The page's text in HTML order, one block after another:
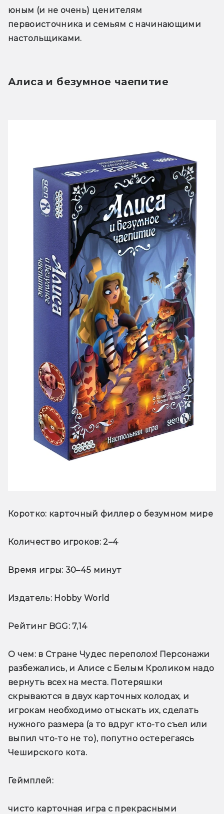
юным (и не очень) ценителям
первоисточника и семьям с начинающими
настольщиками.
Алиса и безумное чаепитие
Коротко: карточный филлер о безумном мире
Количество игроков: 2–4
Время игры: 30–45 минут
Издатель: Hobby World
Рейтинг BGG: 7,14
О чем: в Стране Чудес переполох! Персонажи
разбежались, и Алисе с Белым Кроликом надо
вернуть всех на места. Потеряшки
скрываются в двух карточных колодах, и
игрокам необходимо отыскать их, сделать
нужного размера (а то вдруг кто-то съел или
выпил что-то не то), попутно остерегаясь
Чеширского кота.
Геймплей:
чисто карточная игра с прекрасными